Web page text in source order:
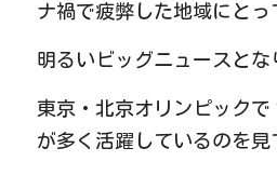
ナ禍で疲弊した地域にとっ
明るいビッグニュースとな
東京・北京オリンピックで
が多く活躍しているのを見